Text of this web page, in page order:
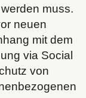
muss.
neuen
mit dem
via Social
von